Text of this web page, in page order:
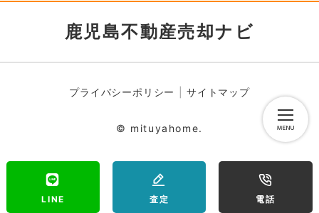
LINE 査定 電話
鹿児島不動産売却ナビ
プライバシーポリシー サイトマップ
© mituyahome.